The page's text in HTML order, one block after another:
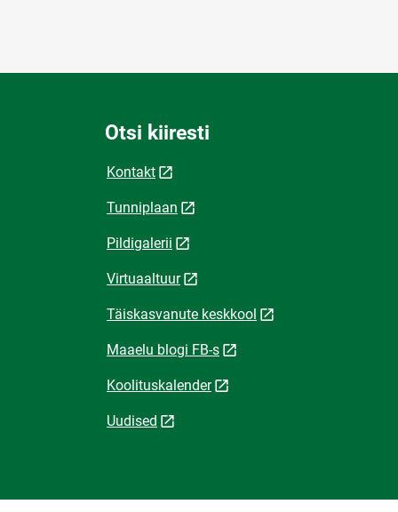
Otsi kiiresti
Kontakt
Tunniplaan
Pildigalerii
Virtuaaltuur
Täiskasvanute keskkool
Maaelu blogi FB-s
Koolituskalender
Uudised